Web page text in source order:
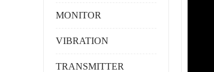
MONITOR
VIBRATION
TRANSMITTER